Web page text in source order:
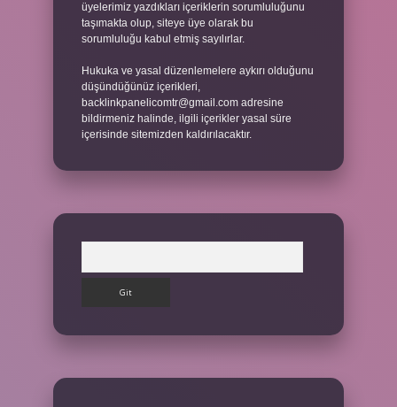
üyelerimiz yazdıkları içeriklerin sorumluluğunu
taşımakta olup, siteye üye olarak bu
sorumluluğu kabul etmiş sayılırlar.
Hukuka ve yasal düzenlemelere aykırı olduğunu
düşündüğünüz içerikleri,
backlinkpanelicomtr@gmail.com adresine
bildirmeniz halinde, ilgili içerikler yasal süre
içerisinde sitemizden kaldırılacaktır.